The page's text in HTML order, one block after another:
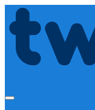
Přejít
na
obsah
Přejít
na
hlavní
navigaci
Přejít
na
zápatí